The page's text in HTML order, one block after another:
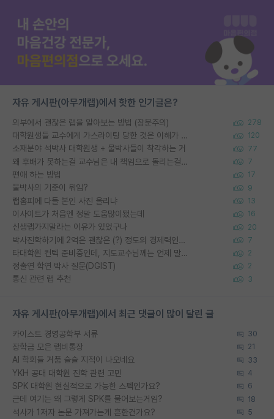
자유 게시판(아무개랩)에서 핫한 인기글은?
외부에서 괜찮은 랩을 알아보는 방법 (장문주의) 278
대학원생들 교수에게 가스라이팅 당한 것은 이해가 갑니다. 안타깝네요. 120
소재분야 석박사 대학원생 + 물박사들이 착각하는 거 77
왜 후배가 못하는걸 교수님은 내 책임으로 돌리는걸까요? 7
편애 하는 방법 17
물박사의 기준이 뭐임? 9
랩홈피에 다들 본인 사진 올리냐 13
이사이트가 처음엔 정말 도움많이됐는데 16
신생랩가지말라는 이유가 있었구나 20
박사진학하기에 2억은 괜찮은 (?) 정도의 경제력인가요 7
타대학원 컨텍 준비중인데, 지도교수님께는 언제 말씀드려야 할까요? 2
정출연 학연 박사 질문(DGIST) 2
통신 관련 랩 추천 3
자유 게시판(아무개랩)에서 최근 댓글이 많이 달린 글
카이스트 경영공학부 서류 30
장학금 모은 랩비통장 21
AI 학회들 거품 슬슬 지적이 나오네요 33
YKH 공대 대학원 진학 관련 고민 4
SPK 대학원 현실적으로 가능한 스펙인가요? 6
근데 여기는 왜 그렇게 SPK를 물어보는거임? 18
석사가 1저자 논문 가져가는게 흔한건가요? 5